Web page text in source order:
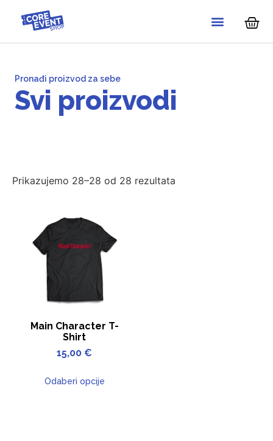
Pronađi proizvod za sebe
Svi proizvodi
Prikazujemo 28–28 od 28 rezultata
Main Character T-
Shirt
15,00 €
Odaberi opcije